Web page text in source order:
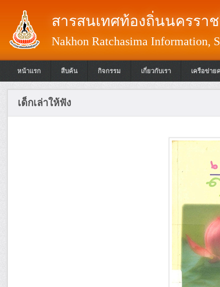
สารสนเทศท้องถิ่นนครรา
Nakhon Ratchasima Information,
หน้าแรก สืบค้น กิจกรรม เกี่ยวกับเรา เครือข่าย
เด็กเล่าให้ฟัง